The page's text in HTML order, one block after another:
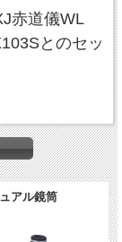
赤道儀WL
とのセッ
たします。
アル鏡筒